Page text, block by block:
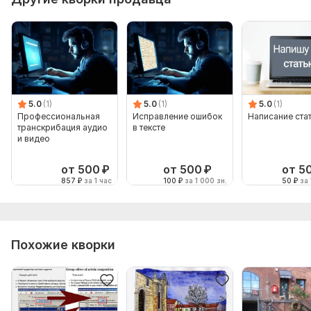
5.0 (1)
Профессиональная
транскрибация аудио
и видео
от 500 ₽
857 ₽ за 1 час
5.0 (1)
Исправление ошибок
в тексте
от 500 ₽
100 ₽ за 1 000 зн.
5.0 (1)
Написание
от
50 ₽ за
Похожие кворки